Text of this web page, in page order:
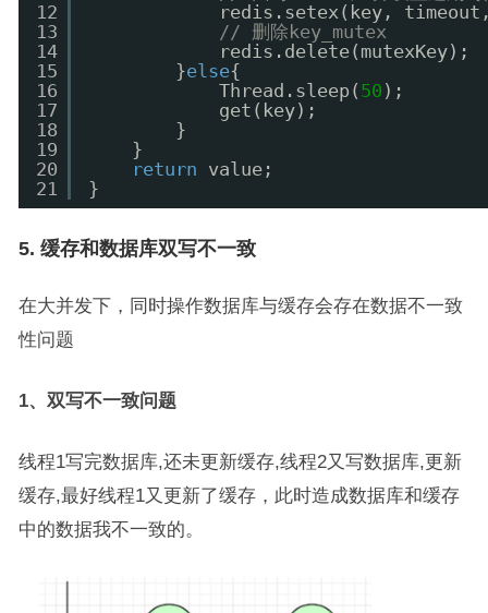
12
13
14
15
16
17
18
19
20
21
redis.setex(key,
// 删除key_mutex
redis.delete(mutexKey);
}else{
Thread.sleep( 50 );
get(key);
}
}
return
value;
}
5. 缓存和数据库双写不一致
在大并发下，同时操作数据库与缓存会存在数据不一致
性问题
1、双写不一致问题
线程1写完数据库,还未更新缓存,线程2又写数据库,更新
缓存,最好线程1又更新了缓存，此时造成数据库和缓存
中的数据我不一致的。